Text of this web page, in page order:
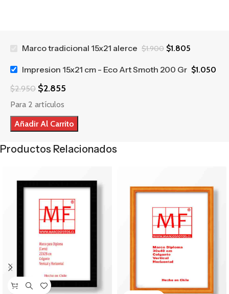
Marco tradicional 15x21 alerce $1.900 $1.805
Impresion 15x21 cm - Eco Art Smoth 200 Gr $1.050
$2.950 $2.855
Para 2 artículos
Añadir Al Carrito
Productos Relacionados